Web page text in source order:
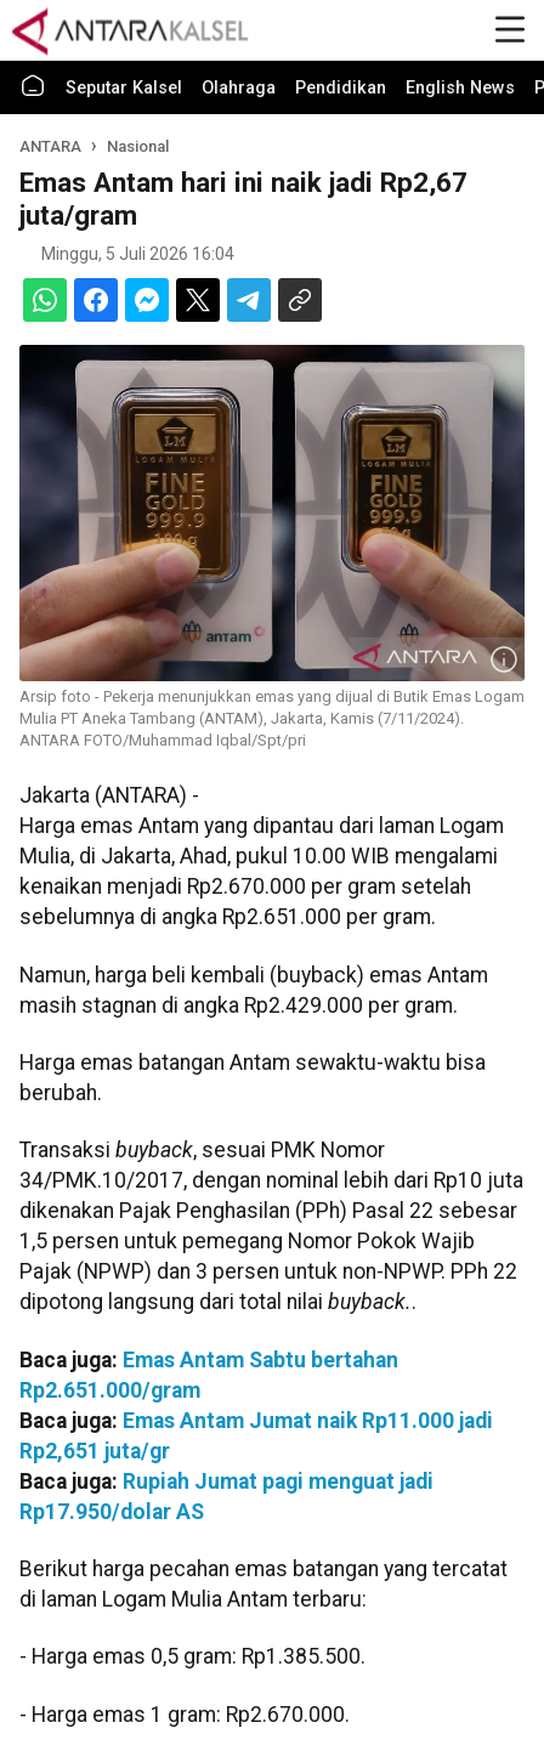
Seputar Kalsel Olahraga Pendidikan English News
ANTARA Nasional
Emas Antam hari ini naik jadi Rp2,67
juta/gram
Minggu, 5 Juli 2026 16:04
Arsip foto - Pekerja menunjukkan emas yang dijual di Butik Emas Logam
Mulia PT Aneka Tambang (ANTAM), Jakarta, Kamis (7/11/2024).
ANTARA FOTO/Muhammad Iqbal/Spt/pri
Jakarta (ANTARA) -
Harga emas Antam yang dipantau dari laman Logam
Mulia, di Jakarta, Ahad, pukul 10.00 WIB mengalami
kenaikan menjadi Rp2.670.000 per gram setelah
sebelumnya di angka Rp2.651.000 per gram.
Namun, harga beli kembali (buyback) emas Antam
masih stagnan di angka Rp2.429.000 per gram.
Harga emas batangan Antam sewaktu-waktu bisa
berubah.
Transaksi buyback, sesuai PMK Nomor
34/PMK.10/2017, dengan nominal lebih dari Rp10 juta
dikenakan Pajak Penghasilan (PPh) Pasal 22 sebesar
1,5 persen untuk pemegang Nomor Pokok Wajib
Pajak (NPWP) dan 3 persen untuk non-NPWP. PPh 22
dipotong langsung dari total nilai buyback..
Baca juga: Emas Antam Sabtu bertahan
Rp2.651.000/gram
Baca juga: Emas Antam Jumat naik Rp11.000 jadi
Rp2,651 juta/gr
Baca juga: Rupiah Jumat pagi menguat jadi
Rp17.950/dolar AS
Berikut harga pecahan emas batangan yang tercatat
di laman Logam Mulia Antam terbaru:
‎- Harga emas 0,5 gram: Rp1.385.500.
‎- Harga emas 1 gram: Rp2.670.000.